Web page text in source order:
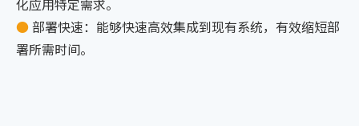
化应用特定需求。
●部署快速：能够快速高效集成到现有系统，有效缩短部
署所需时间。